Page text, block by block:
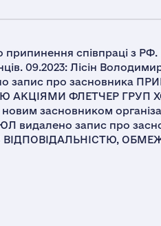
припинення співпраці з
09.2023: Лісін
запис про засновника
ФЛЕТЧЕР ГРУП
засновником
видалено запис про
ВІДПОВІДАЛЬНІСТЮ,